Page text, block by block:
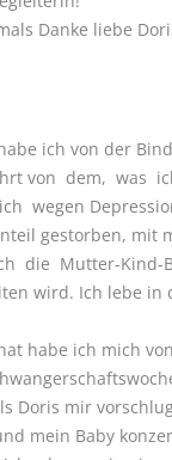
Danke liebe
ich von der
von dem, was
wegen
gestorben, mit
die Mutter-Kind-
wird. Ich lebe in
habe ich mich
Doris mir
mein Baby